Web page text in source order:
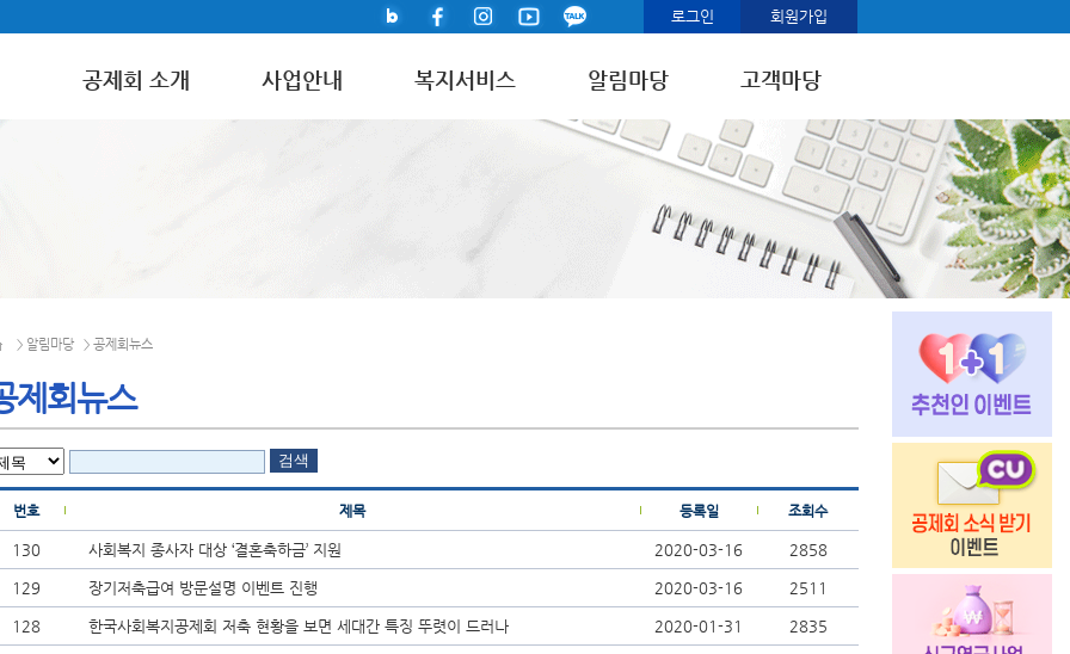
로그인 회원가입
공제회 소개 사업안내 복지서비스 알림마당 고객마당
> 알림마당 > 공제회뉴스
제회뉴스
번호 제목 등록일 조회수
130 사회복지 종사자 대상 ‘결혼축하금’ 지원 2020-03-16 2858
129 장기저축급여 방문설명 이벤트 진행 2020-03-16 2511
128 한국사회복지공제회 저축 현황을 보면 세대간 특징 뚜렷이 드러나 2020-01-31 2835